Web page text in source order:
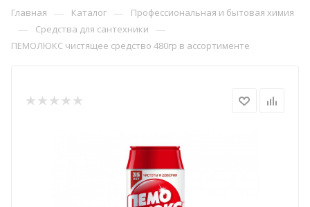
Главная — Каталог — Профессиональная и бытовая химия
— Средства для сантехники —
ПЕМОЛЮКС чистящее средство 480гр в ассортименте